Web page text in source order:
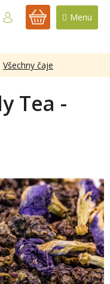
NÁKUPNÍ
Všechny čaje
Tea -